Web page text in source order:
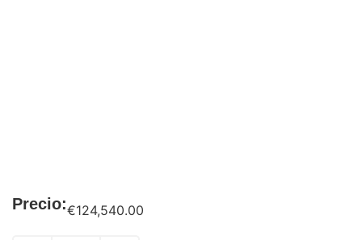
Precio:€124,540.00